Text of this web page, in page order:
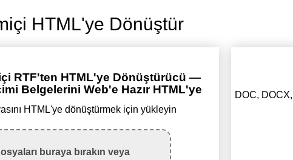
HTML'ye Dönüştür
RTF'ten HTML'ye Dönüştürücü —
Belgelerini Web'e Hazır HTML'ye
HTML'ye dönüştürmek için yükleyin
buraya bırakın veya
DOC,